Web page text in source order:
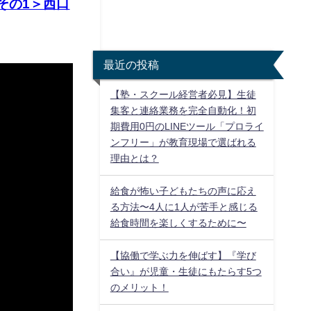
の1＞西口
最近の投稿
【塾・スクール経営者必見】生徒
集客と連絡業務を完全自動化！初
期費用0円のLINEツール「プロライ
ンフリー」が教育現場で選ばれる
理由とは？
給食が怖い子どもたちの声に応え
る方法〜4人に1人が苦手と感じる
給食時間を楽しくするために〜
【協働で学ぶ力を伸ばす】『学び
合い』が児童・生徒にもたらす5つ
のメリット！